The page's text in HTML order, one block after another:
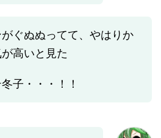
ぐぬぬってて、やはりか
高いと見た
子・・・！！